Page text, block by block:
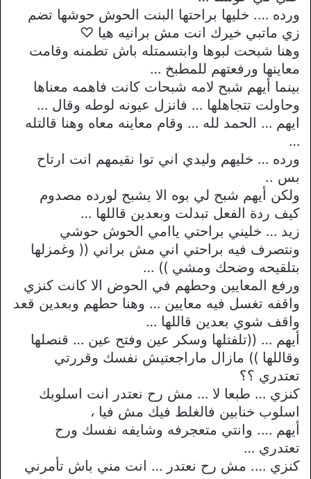
ورده …. خليها براحتها البنت الحوش حوشها تضم
زي ماتبي خيرك انت مش برانيه هيا ♡
وهنا شبحت لبوها وابتسمتله باش تطمنه وقامت
معاينها ورفعتهم للمطبخ …
بينما أيهم شبح لامه شبحات كانت فاهمه معناها
وحاولت تتجاهلها … فانزل عيونه لوطه وقال …
ايهم … الحمد لله … وقام معاينه معاه وهنا قالتله
…
ورده … خليهم وليدي اني توا نقيمهم انت ارتاح
بس ..
ولكن أيهم شبح لي بوه الا يشبح لورده مصدوم
كيف ردة الفعل تبدلت وبعدين قاللها …
زيد … خليني براحتي ياامي الحوش حوشي
ونتصرف فيه براحتي اني مش براني (( وغمزلها
بتلقيحه وضحك ومشي )) …
ورفع المعايين وحطهم في الحوض الا كانت كنزي
واقفه تغسل فيه معايين … وهنا حطهم وبعدين قعد
واقف شوي بعدين قاللها …
أيهم … ((تلفتلها وسكر عين وفتح عين … قنصلها
وقاللها )) مازال ماراجعتيش نفسك وقررتي
تعتدري ؟؟
كنزي … طبعا لا … مش رح نعتدر انت اسلوبك
اسلوب خنابين فالغلط فيك مش فيا ،
أيهم …. وانتي متعجرفه وشايفه نفسك ورح
تعتدري …
كنزي …. مش رح نعتدر … انت مني باش تأمرني